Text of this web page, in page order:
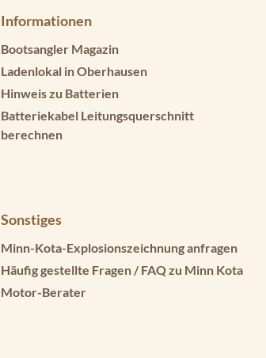
Informationen
Bootsangler Magazin
Ladenlokal in Oberhausen
Hinweis zu Batterien
Batteriekabel Leitungsquerschnitt
berechnen
Sonstiges
Minn-Kota-Explosionszeichnung anfragen
Häufig gestellte Fragen / FAQ zu Minn Kota
Motor-Berater